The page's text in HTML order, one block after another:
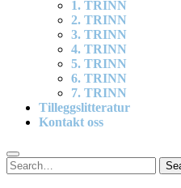
1. TRINN
2. TRINN
3. TRINN
4. TRINN
5. TRINN
6. TRINN
7. TRINN
Tilleggslitteratur
Kontakt oss
Search
for:
Search